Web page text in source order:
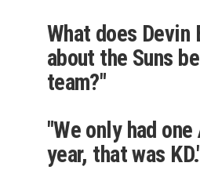
What does Devin
about the Suns
team?"
"We only had
year, that was